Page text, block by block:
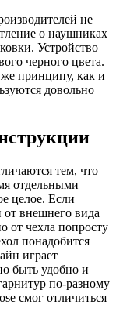
не
о наушниках
Устройство
черного цвета.
принципу, как и
довольно
тем, что
отдельными
целое. Если
внешнего вида
от чехла попросту
понадобится
играет
быть удобно и
по-разному
смог отличиться